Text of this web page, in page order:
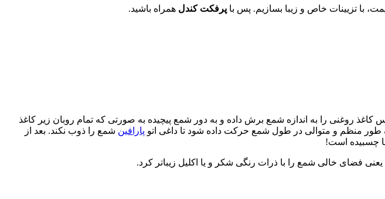
با تزیینات خاص و زیبا بسازیم. پس با پرفکت کندل همراه باشید.
کاغذ روغنی را به اندازه شمع برش داده و به دور شمع پیچیده به صورتی که تمام روبان زیر کاغذ
طور منظم و متوالی در طول شمع حرکت داده شود تا داغی اتو پارافین شمع را ذوب نکند. بعد از
چسبیده است!
فضای خالی شمع را با ذرات رنگی شکر و یا اکلیل زیباتر کرد.